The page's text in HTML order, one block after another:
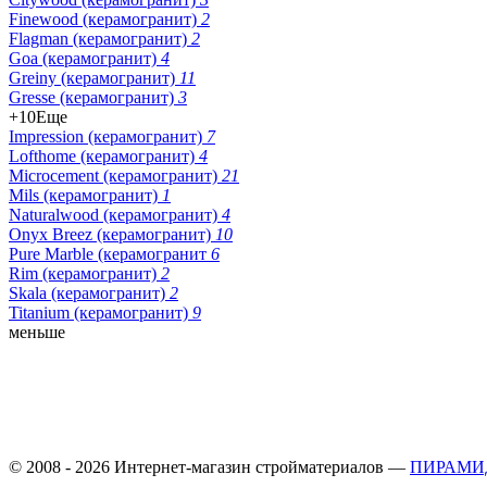
Finewood (керамогранит) 2
Flagman (керамогранит) 2
Goa (керамогранит) 4
Greiny (керамогранит) 11
Gresse (керамогранит) 3
+10Еще
Impression (керамогранит) 7
Lofthome (керамогранит) 4
Microcement (керамогранит) 21
Mils (керамогранит) 1
Naturalwood (керамогранит) 4
Onyx Breez (керамогранит) 10
Pure Marble (керамогранит 6
Rim (керамогранит) 2
Skala (керамогранит) 2
Titanium (керамогранит) 9
меньше
© 2008 - 2026 Интернет-магазин стройматериалов —